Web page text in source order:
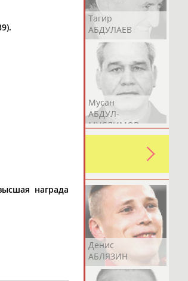
АБДУЛАЕВ
Тагир
АБДУЛАЕВ
Мусан
АБДУЛ-
МУСЛИМОВ
в уже
Денис
АБЛЯЗИН
награда